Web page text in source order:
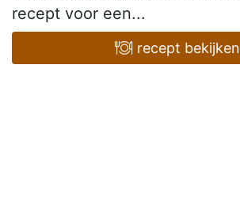
recept voor een...
recept bekijken